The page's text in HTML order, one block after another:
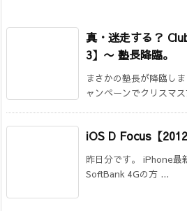
真・迷走する？
3】 〜 塾長降臨。
まさかの塾長が降臨し
ャンペーンでクリスマ
iOS D Focus【
昨日分です。 iPhone最
SoftBank 4Gの方 ...